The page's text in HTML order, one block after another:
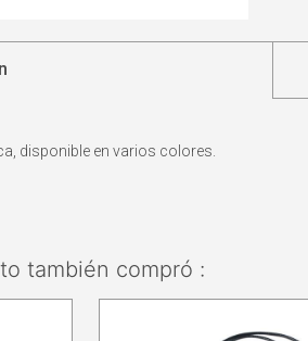
disponible en varios colores.
también compró :